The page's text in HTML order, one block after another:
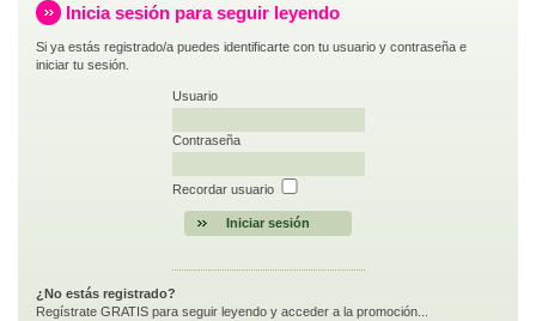
Inicia sesión para seguir leyendo
Si ya estás registrado/a puedes identificarte con tu usuario y contraseña e
iniciar tu sesión.
Usuario
Contraseña
Recordar usuario
¿No estás registrado?
Regístrate GRATIS para seguir leyendo y acceder a la promoción...